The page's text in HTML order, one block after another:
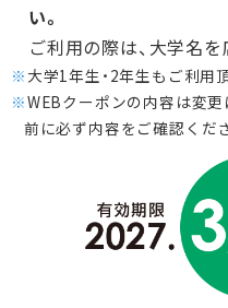
い。
ご利用の際は、大学名
※ 大学1年生・2年生もご利用
※WEBクーポンの内容は変
前に必ず内容をご確認くだ